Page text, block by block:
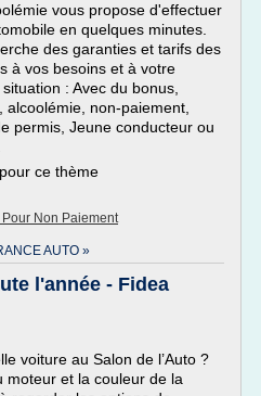
vous propose d'effectuer
en quelques minutes.
des garanties et tarifs des
à vos besoins et à votre
: Avec du bonus,
non-paiement,
permis, Jeune conducteur ou
ce thème
Non Paiement
AUTO »
l'année - Fidea
voiture au Salon de l’Auto ?
moteur et la couleur de la